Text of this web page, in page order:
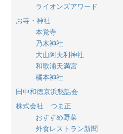
ライオンズアワード
お寺・神社
本覚寺
乃木神社
大山阿夫利神社
和歌浦天満宮
橘本神社
田中和徳京浜懇話会
株式会社 つま正
おすすめ野菜
外食レストラン新聞